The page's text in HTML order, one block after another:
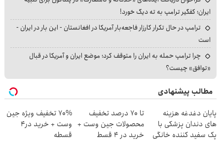
ایران؛ کفگیر ترامپ به ته دیگ خورد!
ترامپ در حال تکرار کارزار فاجعه‌بار آمریکا در افغانستان - این بار در ایران -
است
چرا ترامپ حمله به ایران را متوقف کرد؛ موضع ایران و آمریکا در قبال
«توافق» چیست؟
مطالب پیشنهادی
پایان دغدغه هزینه
های دندان پزشکی با
پک سفید کننده خانگی
تا 70 درصد تخفیف
محصولات جین وست +
خرید در 4 قسط
70% تخفیف ویژه جین
وست + خرید در4
قسطه